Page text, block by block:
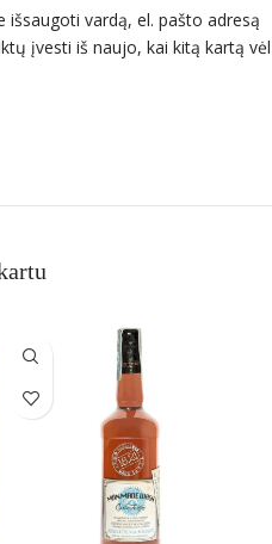
vardą, el. pašto adresą
įvesti iš naujo, kai kitą kartą vėl